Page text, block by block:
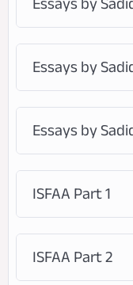
Essays by
Essays by
ISFAA Part 1
ISFAA Part 2